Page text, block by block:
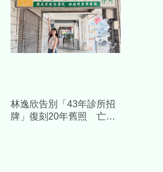
林逸欣告別「43年診所招
牌」復刻20年舊照 亡父